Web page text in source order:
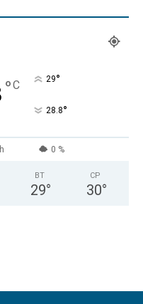
°C 29°
28.8°
0 %
ВТ
29°
СР
30°